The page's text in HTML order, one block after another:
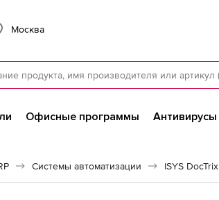
Москва
Офисные программы
Системы автоматизации ISYS